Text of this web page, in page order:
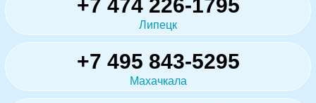
+7 474 226-1795
Липецк
+7 495 843-5295
Махачкала